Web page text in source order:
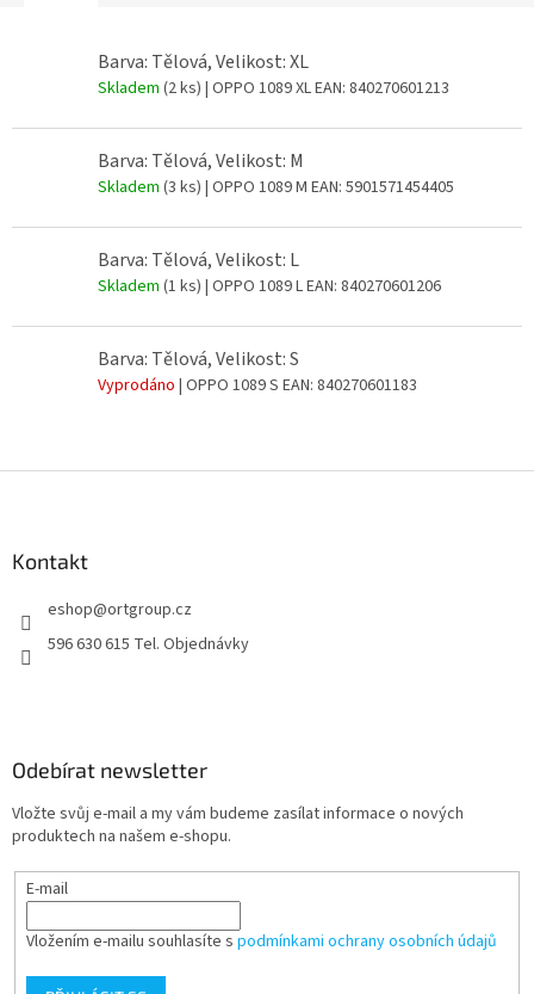
Barva: Tělová, Velikost: XL
Skladem (2 ks) | OPPO 1089 XLEAN: 840270601213
Barva: Tělová, Velikost: M
Skladem (3 ks) | OPPO 1089 M EAN: 5901571454405
Barva: Tělová, Velikost: L
Skladem (1 ks) | OPPO 1089 LEAN: 840270601206
Barva: Tělová, Velikost: S
Vyprodáno | OPPO 1089 S EAN: 840270601183
Kontakt
eshop@ortgroup.cz
596 630 615 Tel. Objednávky
Odebírat newsletter
Vložte svůj e-mail a my vám budeme zasílat informace o nových
produktech na našem e-shopu.
E-mail
Vložením e-mailu souhlasíte s podmínkami ochrany osobních údajů